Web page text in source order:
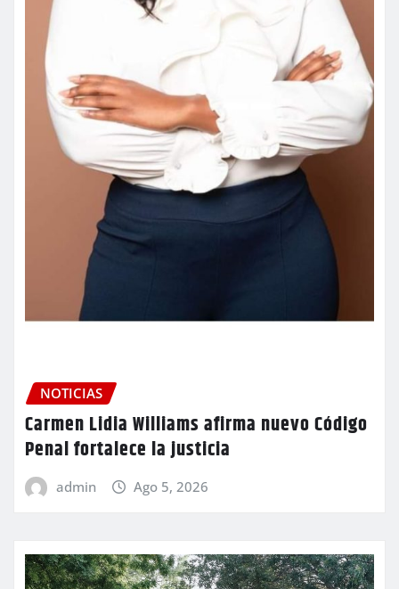
NOTICIAS
Carmen Lidia Williams afirma nuevo Código
Penal fortalece la justicia
admin Ago 5, 2026